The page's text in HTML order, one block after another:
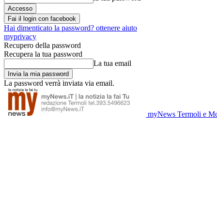
Fai il login con facebook
Hai dimenticato la password? ottenere aiuto
myprivacy
Recupero della password
Recupera la tua password
La tua email
La password verrà inviata via email.
myNews Termoli e